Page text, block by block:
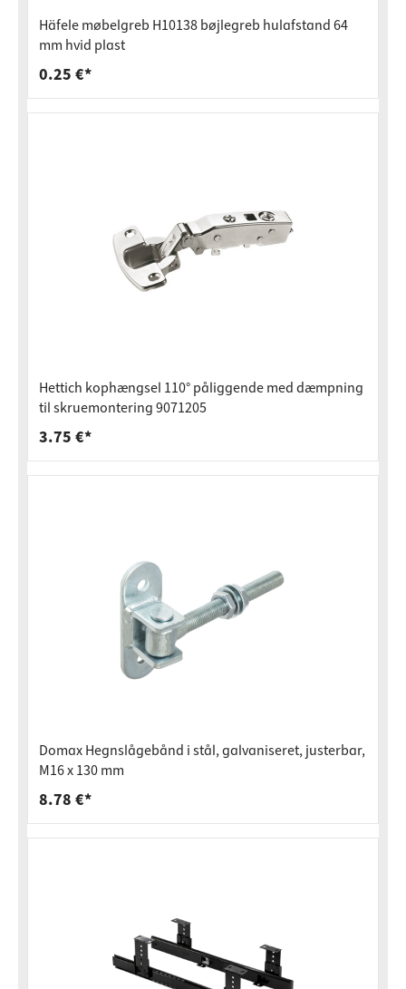
Häfele møbelgreb H10138 bøjlegreb hulafstand 64
mm hvid plast
0.25 €*
Hettich kophængsel 110° påliggende med dæmpning
til skruemontering 9071205
3.75 €*
Domax Hegnslågebånd i stål, galvaniseret, justerbar,
M16 x 130 mm
8.78 €*